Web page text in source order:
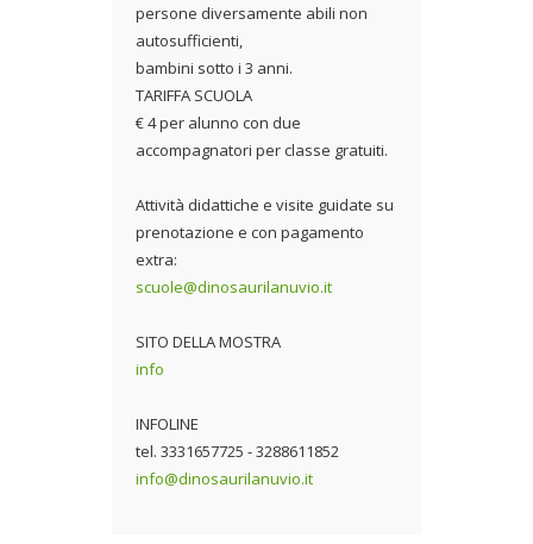
persone diversamente abili non
autosufficienti,
bambini sotto i 3 anni.
TARIFFA SCUOLA
€ 4 per alunno con due
accompagnatori per classe gratuiti.
Attività didattiche e visite guidate su
prenotazione e con pagamento
extra:
scuole@dinosaurilanuvio.it
SITO DELLA MOSTRA
info
INFOLINE
tel. 3331657725 - 3288611852
info@dinosaurilanuvio.it